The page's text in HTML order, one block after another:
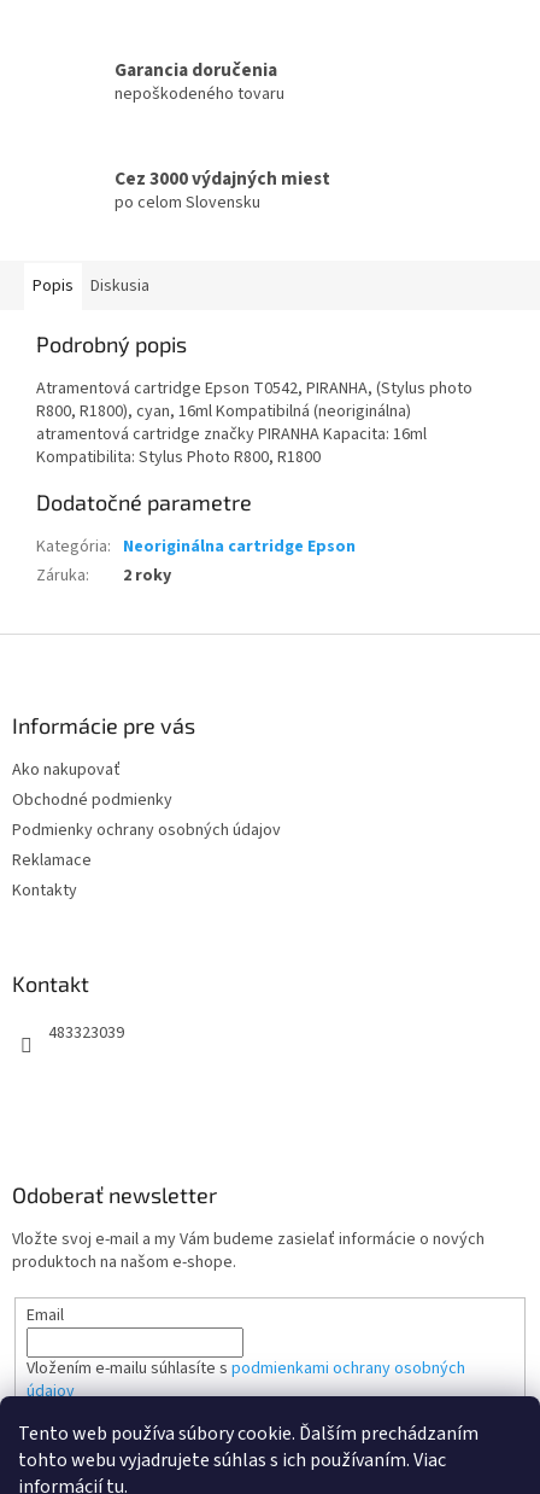
Tento web používa súbory cookie. Ďalším prechádzaním
tohto webu vyjadrujete súhlas s ich používaním. Viac
informáciítu.
Garancia doručenia
nepoškodeného tovaru
Cez 3000 výdajných miest
po celom Slovensku
Popis Diskusia
Podrobný popis
Atramentová cartridge Epson T0542, PIRANHA, (Stylus photo
R800, R1800), cyan, 16ml Kompatibilná (neoriginálna)
atramentová cartridge značky PIRANHA Kapacita: 16ml
Kompatibilita: Stylus Photo R800, R1800
Dodatočné parametre
Kategória: Neoriginálna cartridge Epson
Záruka: 2 roky
Informácie pre vás
Ako nakupovať
Obchodné podmienky
Podmienky ochrany osobných údajov
Reklamace
Kontakty
Kontakt
483323039
Odoberať newsletter
Vložte svoj e-mail a my Vám budeme zasielať informácie o nových
produktoch na našom e-shope.
Email
Vložením e-mailu súhlasíte s podmienkami ochrany osobných
údajov
PRIHLÁSIŤ SA